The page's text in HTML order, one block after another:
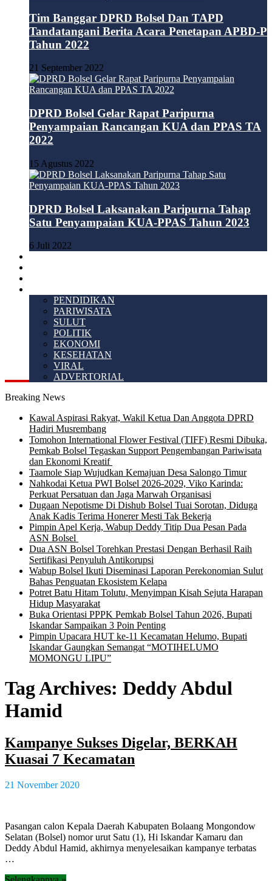
Tim Banggar DPRD Bolsel Dan TAPD
Tandatangani Berita Acara Penetapan APBD-P
Tahun 2022
21 September 2022
DPRD Bolsel Gelar Rapat Paripurna
Penyampaian Rancangan KUA dan PPAS TA
2022
15 Agustus 2022
DPRD Bolsel Laksanakan Paripurna Tahap
Satu Penyampaian KUA-PPAS Tahun 2023
6 Juli 2022
PENDIDIKAN
PARIWISATA
SULUT
POLITIK
EKONOMI
KESEHATAN
VIRAL
ADVERTORIAL
Breaking News
Kawal Aspirasi Rakyat, Wakil Ketua Dan Anggota DPRD
Hadiri Musrembang
Tomohon International Flower Festival (TIFF) Resmi Dibuka,
Pemkab Bolsel Tegaskan Support Pengembangan Pariwisata
dan Ekonomi Kreatif
Taamole Siap Wujudkan Kemajuan Desa Salongo Timur
Nahkodai Ketua PWI Bolsel 2026-2029, Viko Karinda:
Perkuat Persatuan dan Jaga Marwah Organisasi
Dugaan Nepotisme Di Dishub Bolsel Tuai Sorotan, Diduga
Anak Kadis Terima Honerer Mesti Tak Bekerja
Pimpin Apel Kerja, Wabup Deddy Titip Dua Pesan Pada
ASN Bolsel
Dua ASN Bolsel Torehkan Prestasi Dengan Berhasil Raih
Sertifikasi Penyuluh Antikorupsi
Wabup Bolsel Ikuti Diseminasi Laporan Perekonomian Sulut
Bahas Penguatan Ekosistem Kelapa
Potret Batu Hitam Tolutu, Menyimpan Kisah Sejuta Harapan
Hidup Masyarakat
Buka Orientasi PPPK Pemkab Bolsel Tahun 2026, Bupati
Iskandar Sampaikan 3 Poin Penting
Pimpin Upacara HUT ke-11 Kecamatan Helumo, Bupati
Iskandar Gaungkan Semangat “MOTIHELUMO
MOMONGU LIPU”
Tag Archives: Deddy Abdul
Hamid
Kampanye Sukses Digelar, BERKAH
Kuasai 7 Kecamatan
21 November 2020
Pasangan calon Kepala Daerah Kabupaten Bolaang Mongondow
Selatan (Bolsel) nomor urut Satu (1), Hi Iskandar Kamaru dan
Deddy Abdul Hamid, akhirnya menyelesaikan kampanye terbatas
…